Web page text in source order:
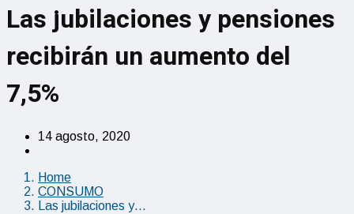
Las jubilaciones y pensiones
recibirán un aumento del
7,5%
14 agosto, 2020
Home
CONSUMO
Las jubilaciones y…